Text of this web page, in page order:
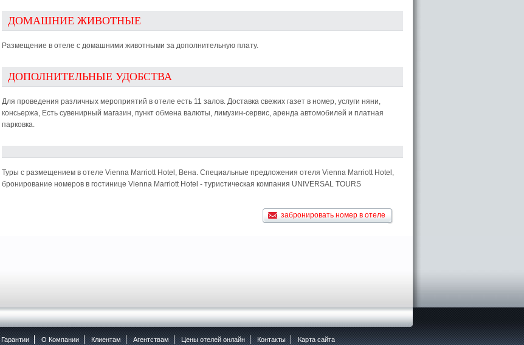
ДОМАШНИЕ ЖИВОТНЫЕ
Размещение в отеле с домашними животными за дополнительную плату.
ДОПОЛНИТЕЛЬНЫЕ УДОБСТВА
Для проведения различных мероприятий в отеле есть 11 залов. Доставка свежих газет в номер, услуги няни,
консьержа, Есть сувенирный магазин, пункт обмена валюты, лимузин-сервис, аренда автомобилей и платная
парковка.
Туры с размещением в отеле Vienna Marriott Hotel, Вена. Специальные предложения отеля Vienna Marriott Hotel,
бронирование номеров в гостинице Vienna Marriott Hotel - туристическая компания UNIVERSAL TOURS
забронировать номер в отеле
Гарантии O Компании Клиентам Агентствам Цены отелей онлайн Контакты Карта сайта